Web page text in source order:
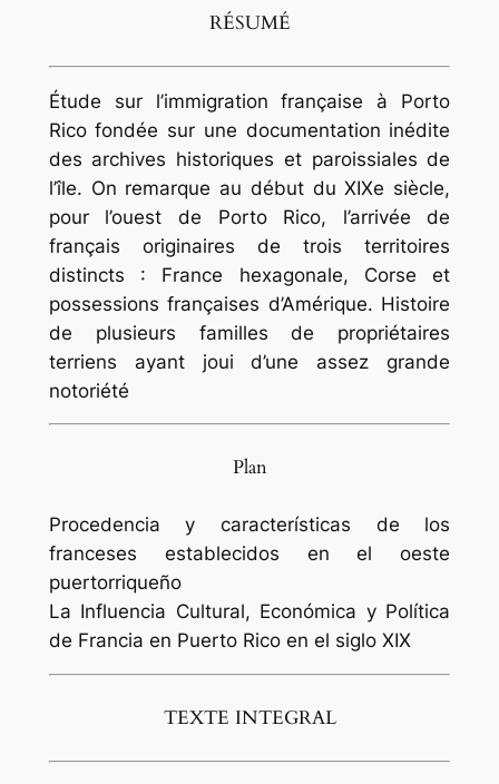
RÉSUMÉ
Étude sur l’immigration française à Porto
Rico fondée sur une documentation inédite
des archives historiques et paroissiales de
l’île. On remarque au début du XIXe siècle,
pour l’ouest de Porto Rico, l’arrivée de
français originaires de trois territoires
distincts : France hexagonale, Corse et
possessions françaises d’Amérique. Histoire
de plusieurs familles de propriétaires
terriens ayant joui d’une assez grande
notoriété
Plan
Procedencia y características de los
franceses establecidos en el oeste
puertorriqueño
La Influencia Cultural, Económica y Política
de Francia en Puerto Rico en el siglo XIX
TEXTE INTEGRAL